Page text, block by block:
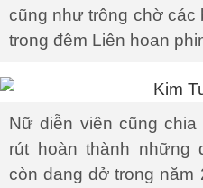
cũng như trông chờ các
trong đêm Liên hoan
Nữ diễn viên cũng
rút hoàn thành những
còn dang dở trong năm